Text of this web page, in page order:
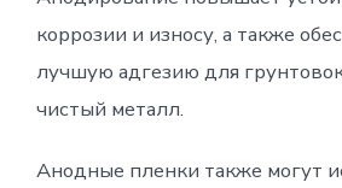
коррозии и износу, а также
лучшую адгезию для
чистый металл.
Анодные пленки также могут